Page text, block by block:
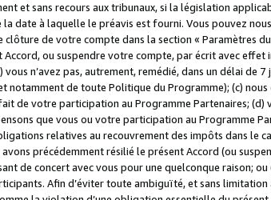
et sans recours aux tribunaux, si la législation
la date à laquelle le préavis est fourni. Vous pouvez
clôture de votre compte dans la section « Paramètres
ou suspendre votre compte, par écrit avec effet
n’avez pas, autrement, remédié, dans un délai de
notamment de toute Politique du Programme); (c)
de votre participation au Programme Partenaires;
que vous ou votre participation au Programme
relatives au recouvrement des impôts dans le
précédemment résilié le présent Accord (ou
de concert avec vous pour une quelconque raison;
Afin d’éviter toute ambiguïté, et sans limitation